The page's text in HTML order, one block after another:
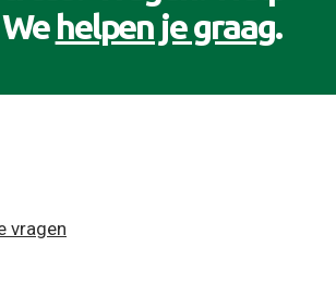
helpen je graag.
vragen